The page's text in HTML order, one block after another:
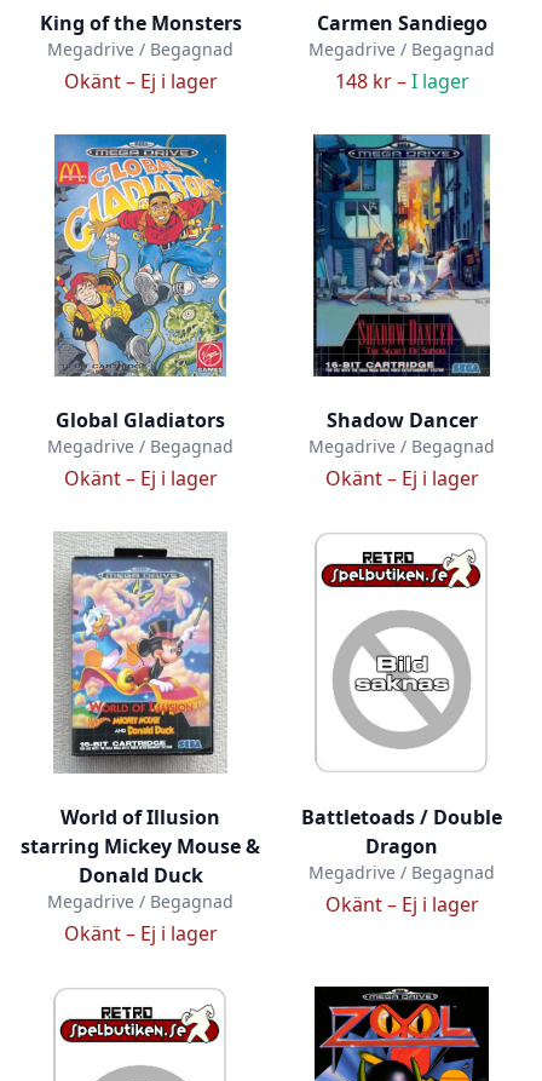
King of the Monsters
Megadrive / Begagnad
Okänt – Ej i lager
Carmen Sandiego
Megadrive / Begagnad
148 kr –I lager
Global Gladiators
Megadrive / Begagnad
Okänt – Ej i lager
Shadow Dancer
Megadrive / Begagnad
Okänt – Ej i lager
World of Illusion
starring Mickey Mouse &
Donald Duck
Megadrive / Begagnad
Okänt – Ej i lager
Battletoads / Double
Dragon
Megadrive / Begagnad
Okänt – Ej i lager